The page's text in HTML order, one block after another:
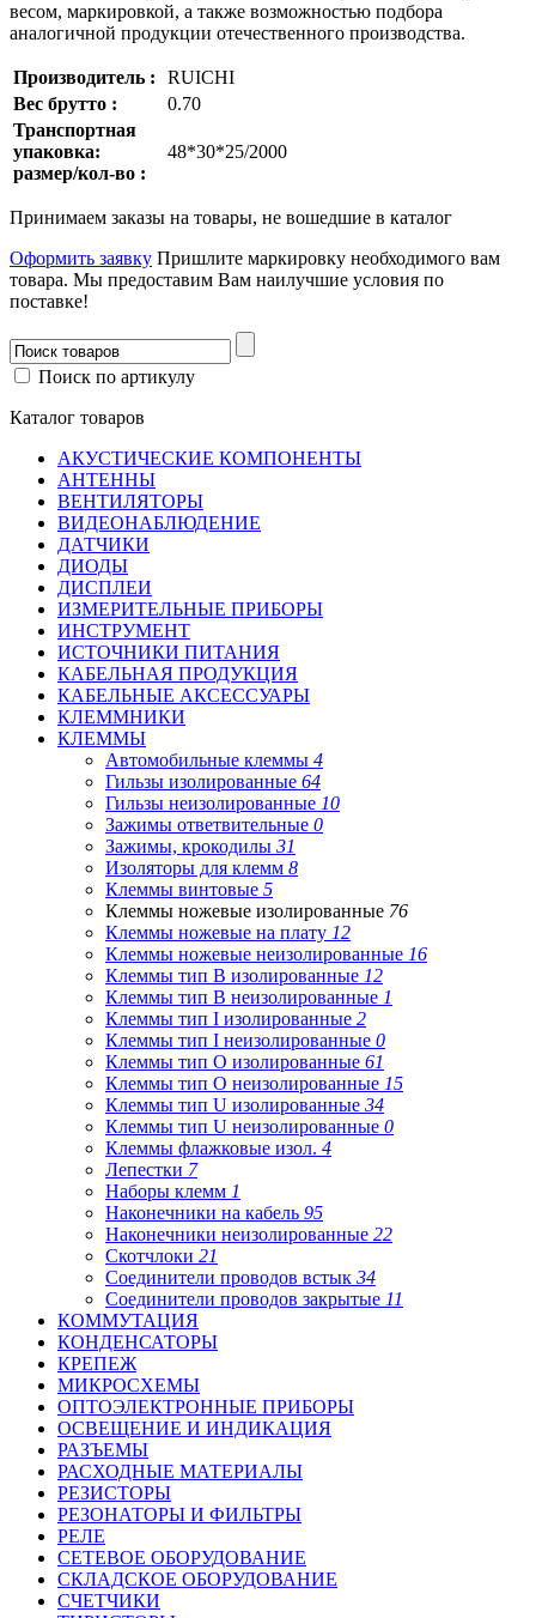
весом, маркировкой, а также возможностью подбора
аналогичной продукции отечественного производства.
Производитель :
RUICHI
Вес брутто :
0.70
Транспортная
упаковка:
размер/кол-во :
48*30*25/2000
Принимаем заказы на товары, не вошедшие в каталог
Оформить заявку Пришлите маркировку необходимого вам
товара. Мы предоставим Вам наилучшие условия по
поставке!
Поиск по артикулу
Каталог товаров
АКУСТИЧЕСКИЕ КОМПОНЕНТЫ
АНТЕННЫ
ВЕНТИЛЯТОРЫ
ВИДЕОНАБЛЮДЕНИЕ
ДАТЧИКИ
ДИОДЫ
ДИСПЛЕИ
ИЗМЕРИТЕЛЬНЫЕ ПРИБОРЫ
ИНСТРУМЕНТ
ИСТОЧНИКИ ПИТАНИЯ
КАБЕЛЬНАЯ ПРОДУКЦИЯ
КАБЕЛЬНЫЕ АКСЕССУАРЫ
КЛЕММНИКИ
КЛЕММЫ
Автомобильные клеммы 4
Гильзы изолированные 64
Гильзы неизолированные 10
Зажимы ответвительные 0
Зажимы, крокодилы 31
Изоляторы для клемм 8
Клеммы винтовые 5
Клеммы ножевые изолированные 76
Клеммы ножевые на плату 12
Клеммы ножевые неизолированные 16
Клеммы тип B изолированные 12
Клеммы тип B неизолированные 1
Клеммы тип I изолированные 2
Клеммы тип I неизолированные 0
Клеммы тип O изолированные 61
Клеммы тип O неизолированные 15
Клеммы тип U изолированные 34
Клеммы тип U неизолированные 0
Клеммы флажковые изол. 4
Лепестки 7
Наборы клемм 1
Наконечники на кабель 95
Наконечники неизолированные 22
Скотчлоки 21
Соединители проводов встык 34
Соединители проводов закрытые 11
КОММУТАЦИЯ
КОНДЕНСАТОРЫ
КРЕПЕЖ
МИКРОСХЕМЫ
ОПТОЭЛЕКТРОННЫЕ ПРИБОРЫ
ОСВЕЩЕНИЕ И ИНДИКАЦИЯ
РАЗЪЕМЫ
РАСХОДНЫЕ МАТЕРИАЛЫ
РЕЗИСТОРЫ
РЕЗОНАТОРЫ И ФИЛЬТРЫ
РЕЛЕ
СЕТЕВОЕ ОБОРУДОВАНИЕ
СКЛАДСКОЕ ОБОРУДОВАНИЕ
СЧЕТЧИКИ